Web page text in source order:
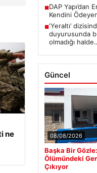
ne
■DAP Yapı’dan
Kendini
■‘Yeraltı’
duyurusunda
olmadığı
Güncel
08/08/2026
Başka Bir
Ölümündeki
Çıkıyor